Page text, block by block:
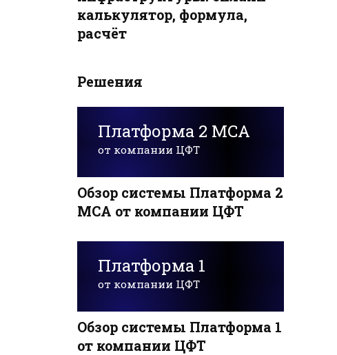
калькулятор, формула,
расчёт
Решения
Платформа 2 MCA
от компании ЦФТ
Обзор системы Платформа 2
MCA от компании ЦФТ
Платформа 1
от компании ЦФТ
Обзор системы Платформа 1
от компании ЦФТ